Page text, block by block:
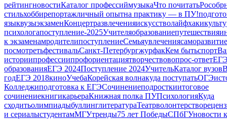
рейтингновостиКаталог профессиймузыкаЧто почитать
стильхоббирепортажличный опытна практику — в ПУ!
языквузыэкзаменКонцертразвлеченияискусстволайфхаки
психологапоступление-2025Учителяобразованиепутешествия
к экзаменамродителипоступлениеСемьяувлечениясаморазвитие
посмотретьфестивальСанкт-ПетербургжурфакКем бытьспорт
историипрофессиипрофориентациятворчествовопрос-ответ
образованияЕГЭ 2024Поступление 2024УчительКаталог вузов
годЕГЭ 2018киноУчебаКорейская волнакуда поступатьОГЭ
Колледжиподготовка к ЕГЭСочинениеподросткиитоговое
сочинениекнигикарьераКнижная полка ПУПсихологияКуда
сходитьолимпиадыбуллинглитератураТеатрволонтерство
и сериалыстудентамМГУтренды75 лет ПобедыСПбГУновости